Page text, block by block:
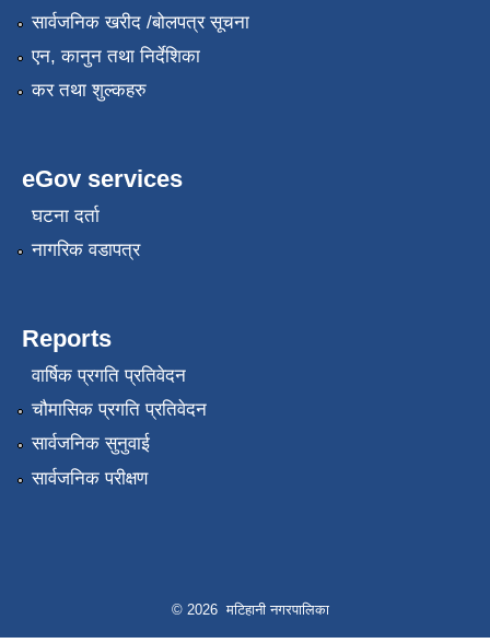
सार्वजनिक खरीद /बोलपत्र सूचना
एन, कानुन तथा निर्देशिका
कर तथा शुल्कहरु
eGov services
घटना दर्ता
नागरिक वडापत्र
Reports
वार्षिक प्रगति प्रतिवेदन
चौमासिक प्रगति प्रतिवेदन
सार्वजनिक सुनुवाई
सार्वजनिक परीक्षण
© 2026 मटिहानी नगरपालिका